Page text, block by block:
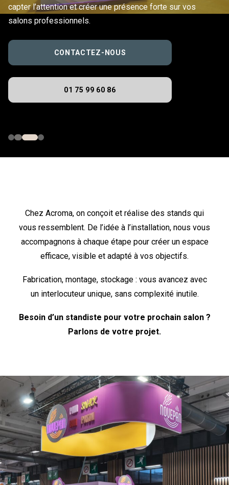
capter l’attention et créer une présence forte sur vos
salons professionnels.
CONTACTEZ-NOUS
01 75 99 60 86
Chez Acroma, on conçoit et réalise des stands qui
vous ressemblent. De l’idée à l’installation, nous vous
accompagnons à chaque étape pour créer un espace
efficace, visible et adapté à vos objectifs.
Fabrication, montage, stockage : vous avancez avec
un interlocuteur unique, sans complexité inutile.
Besoin d’un standiste pour votre prochain salon ?
Parlons de votre projet.